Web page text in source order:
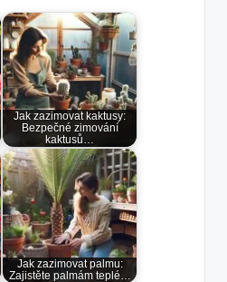
Jak zazimovat kaktusy:
Bezpečné zimování
kaktusů…
Jak zazimovat palmu:
Zajistěte palmám teplé…